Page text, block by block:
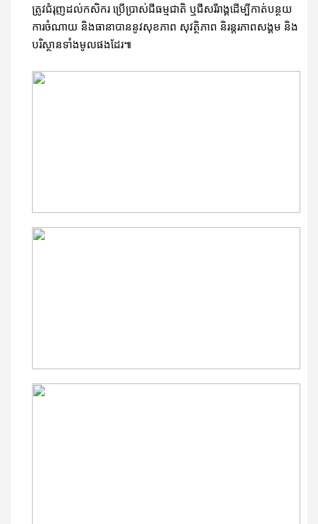
ត្រូវជំរុញដល់កសិករ ប្រើប្រាស់ជីធម្មជាតិ ឬជីសរីរាង្គដើម្បីកាត់បន្ថយ
ការចំណាយ និងធានាបាននូវសុខភាព សុវត្ថិភាព និរន្តរភាពសង្គម និង
បរិស្ថានទាំងមូលផងដែរ៕